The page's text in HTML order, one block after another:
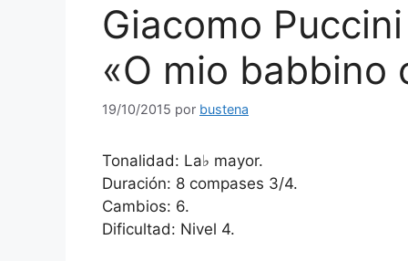
Giacomo
«O mio babbino
19/10/2015 por bustena
Tonalidad: La♭ mayor.
Duración: 8 compases 3/4.
Cambios: 6.
Dificultad: Nivel 4.